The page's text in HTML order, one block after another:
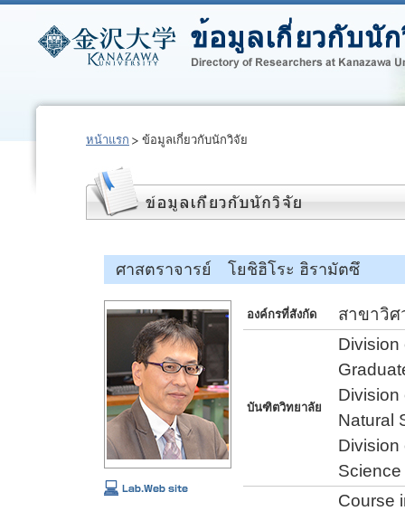
หน้าแรก ข้อมูลเกี่ยวกับนักวิจัย
ศาสตราจารย์ โยชิฮิโระ ฮิรามัตซึ
องค์กรที่สังกัด สาขาวิศ
บันฑิตวิทยาลัย
Division
Division
Natural
Division
Course